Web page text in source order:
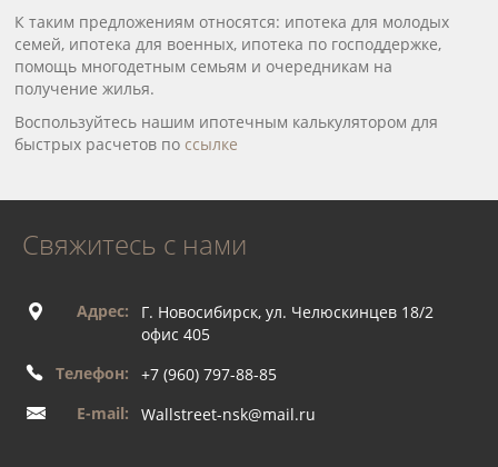
К таким предложениям относятся: ипотека для молодых
семей, ипотека для военных, ипотека по господдержке,
помощь многодетным семьям и очередникам на
получение жилья.
Воспользуйтесь нашим ипотечным калькулятором для
быстрых расчетов по ссылке
Свяжитесь с нами
Адрес:
Г. Новосибирск, ул. Челюскинцев 18/2
офис 405
Телефон:
+7 (960) 797-88-85
E-mail:
Wallstreet-nsk@mail.ru